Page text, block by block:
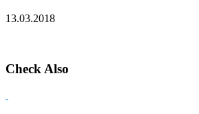
13.03.2018
Check Also